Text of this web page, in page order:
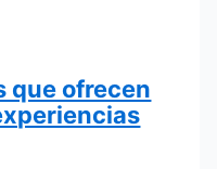
que ofrecen